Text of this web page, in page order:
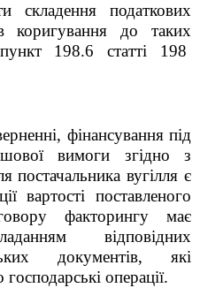
складення податкових
коригування до таких
198.6 статті 198
фінансування під
вимоги згідно з
постачальника вугілля є
вартості поставленого
факторингу має
відповідних
документів, які
операції.